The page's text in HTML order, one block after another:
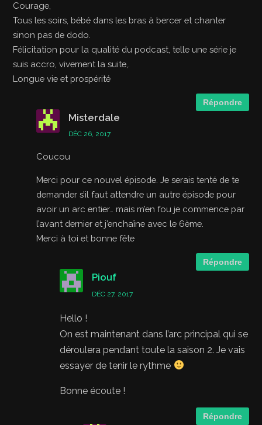
Courage,
Tous les soirs, bébé dans les bras à bercer et chanter
sinon pas de dodo.
Félicitation pour la qualité du podcast, telle une série je
suis accro, vivement la suite,.
Longue vie et prospérité
Répondre
Misterdale
DÉC 26, 2017
Coucou
Merci pour ce nouvel épisode. Je serais tenté de te
demander s’il faut attendre un autre épisode pour
avoir un arc entier… mais m’en fou je commence par
l’avant dernier et j’enchaîne avec le 6ème.
Merci à toi et bonne fête
Répondre
Piouf
DÉC 27, 2017
Hello !
On est maintenant dans l’arc principal qui se
déroulera pendant toute la saison 2. Je vais
essayer de tenir le rythme
Bonne écoute !
Répondre